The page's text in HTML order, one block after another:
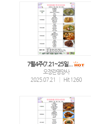
7월4주(7.21~25일...
오정란영양사
2025.07.21
Hit 1260